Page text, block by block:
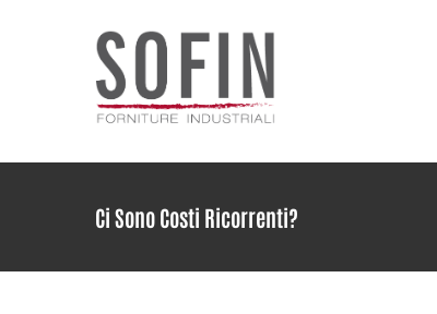
Ci Sono Costi Ricorrenti?